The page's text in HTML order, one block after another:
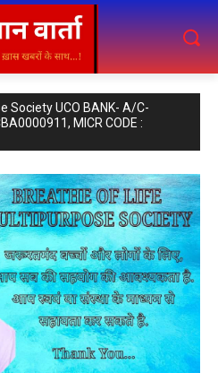
Society UCO BANK- A/C-
MICR CODE :